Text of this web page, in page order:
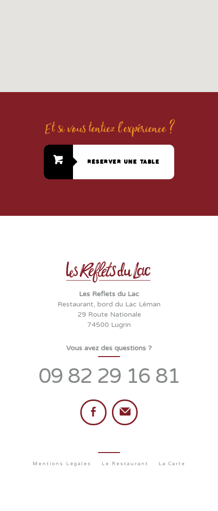
Et si vous tentiez l'expérience ?
réserver une table
Les Reflets du Lac
Restaurant, bord du Lac Léman
29 Route Nationale
74500 Lugrin
Vous avez des questions ?
09 82 29 16 81
Mentions Légales Le Restaurant La Carte